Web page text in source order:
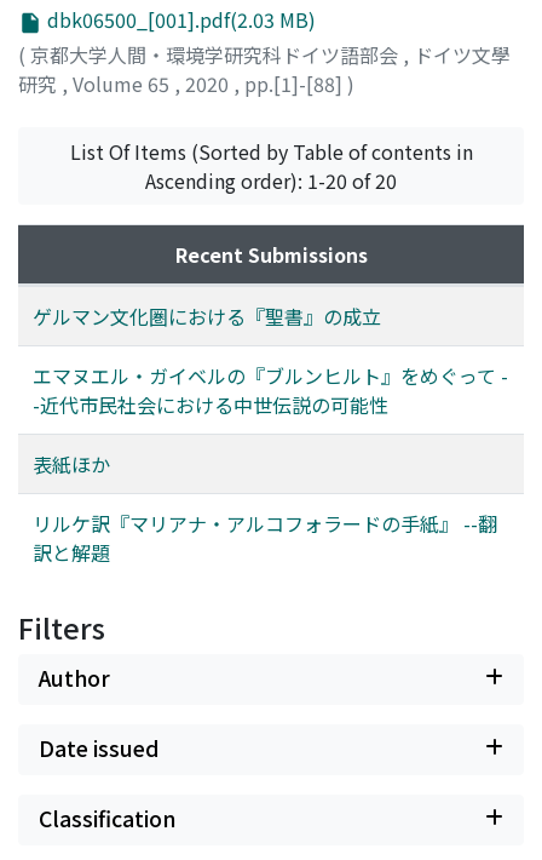
dbk06500_[001].pdf(2.03 MB)
( 京都大学人間・環境学研究科ドイツ語部会 , ドイツ文學
研究 , Volume 65 , 2020 , pp.[1]-[88] )
List Of Items (Sorted by Table of contents in
Ascending order): 1-20 of 20
Recent Submissions
ゲルマン文化圏における『聖書』の成立
エマヌエル・ガイベルの『ブルンヒルト』をめぐって -
-近代市民社会における中世伝説の可能性
表紙ほか
リルケ訳『マリアナ・アルコフォラードの手紙』 --翻
訳と解題
Filters
Author
Date issued
Classification